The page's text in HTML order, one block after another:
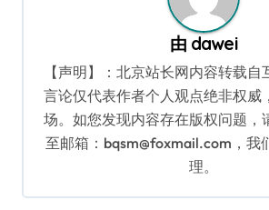
由 dawei
【声明】：北京站长网内容转载
言论仅代表作者个人观点绝非权威
场。如您发现内容存在版权问题，
至邮箱：bqsm@foxmail.com，我
理。